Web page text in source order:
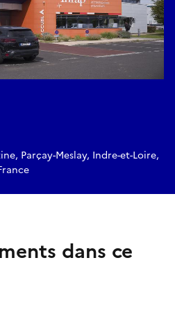
Parçay-Meslay, Indre-et-Loire,
dans ce